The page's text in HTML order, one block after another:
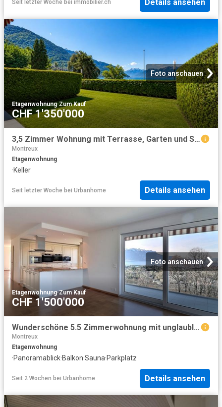
Seit letzter Woche bei immobilier.ch Details ansehen
Foto anschauen
Etagenwohnung·Zum Kauf
CHF 1'350'000
3,5 Zimmer Wohnung mit Terrasse, Garten und Seeblick
Montreux
Etagenwohnung
·Keller
Seit letzter Woche bei Urbanhome Details ansehen
Foto anschauen
Etagenwohnung·Zum Kauf
CHF 1'500'000
Wunderschöne 5.5 Zimmerwohnung mit unglaublicher Sicht auf den See und die Alpen
Montreux
Etagenwohnung
·Panoramablick·Balkon·Sauna·Parkplatz
Seit 2 Wochen bei Urbanhome Details ansehen